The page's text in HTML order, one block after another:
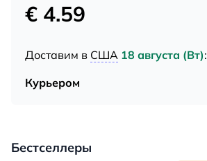
€ 4.59
Доставим в США 18 августа (Вт):
Курьером
Бестселлеры